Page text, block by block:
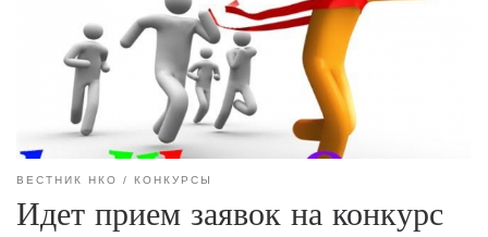
ВЕСТНИК НКО КОНКУРСЫ
Идет прием заявок на конкурс